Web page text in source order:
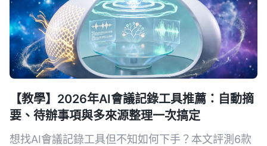
【教學】2026年AI會議記錄工具推薦：自動摘
要、待辦事項與多來源整理一次搞定
想找AI會議記錄工具但不知如何下手？本文評測6款